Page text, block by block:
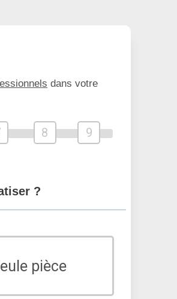
dans votre
8 9
?
pièce